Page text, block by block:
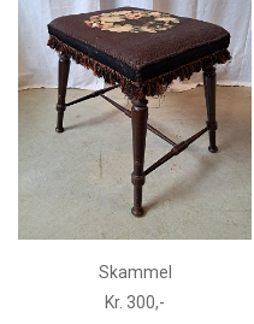
Skammel
Kr. 300,-